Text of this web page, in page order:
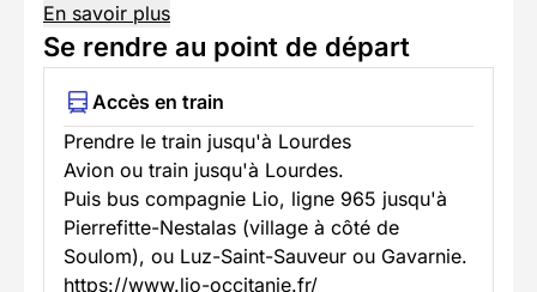
En savoir plus
Se rendre au point de départ
Accès en train
Prendre le train jusqu'à Lourdes
Avion ou train jusqu'à Lourdes.
Puis bus compagnie Lio, ligne 965 jusqu'à
Pierrefitte-Nestalas (village à côté de
Soulom), ou Luz-Saint-Sauveur ou Gavarnie.
https://www.lio-occitanie.fr/